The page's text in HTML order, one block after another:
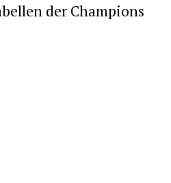
der Champions